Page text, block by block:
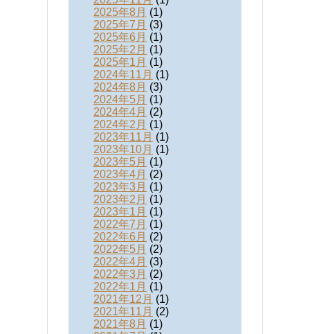
2025年8月 (1)
2025年7月 (3)
2025年6月 (1)
2025年2月 (1)
2025年1月 (1)
2024年11月 (1)
2024年8月 (3)
2024年5月 (1)
2024年4月 (2)
2024年2月 (1)
2023年11月 (1)
2023年10月 (1)
2023年5月 (1)
2023年4月 (2)
2023年3月 (1)
2023年2月 (1)
2023年1月 (1)
2022年7月 (1)
2022年6月 (2)
2022年5月 (2)
2022年4月 (3)
2022年3月 (2)
2022年1月 (1)
2021年12月 (1)
2021年11月 (2)
2021年8月 (1)